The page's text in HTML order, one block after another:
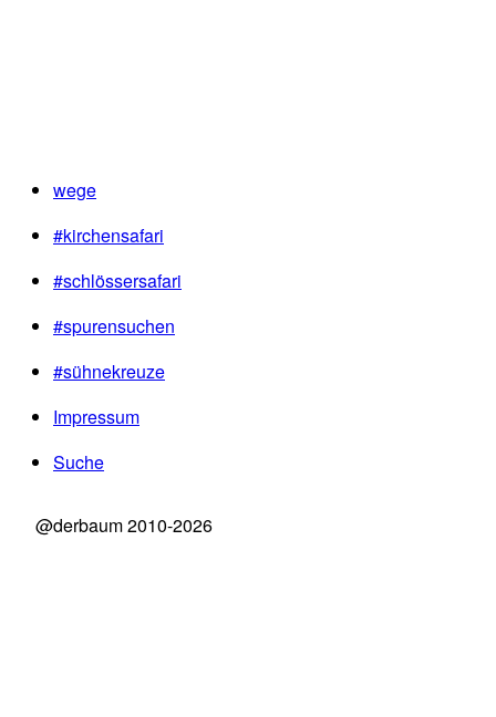
wege
#kirchensafari
#schlössersafari
#spurensuchen
#sühnekreuze
Impressum
Suche
@derbaum 2010-2026